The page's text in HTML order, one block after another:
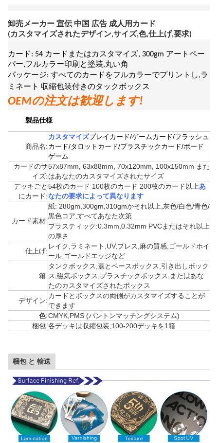
卸売メーカー 宣伝 中国 広告 成人用カード
(カスタマイズされたデザイン,サイズ,色,仕上げ,要求)
カード: 54 カードまたはカスタマイズ, 300gm アートペー
パー,フルカラー印刷と塗装,丸い角
パッケージ: すべてのカードをフルカラーでプリントし,ラ
ミネート 収縮包装付きのタックボックス
OEMの注文は歓迎します!
製品仕様
商品名:
カスタマイズプレイカード/ゲームカード/フラッシュ
カード/タロットカード/プラスチックカード/ボード
ゲーム
カードのサ
イズ:
57x87mm, 63x88mm, 70x120mm, 100x150mm また
はあなたのカスタマイズされたサイズ
デッキごと
にカード:
54枚のカード 100枚のカード 200枚のカード以上あ
なたの要求によって異なります
カード素材:
紙: 280gm,300gm,310gmかそれ以上,灰色/白色/青色/
黒色コア,すべてあなた次第
プラスティック:0.3mm,0.32mm PVCまたはそれ以上
の厚さ
仕上げ:
レイク,ラミネート,UV,プレス,麻の質感,ゴールドホイ
ール,ゴールドエッジなど
箱:
タンクボックス,蓋とベースボックス,引き出しボック
ス,磁気ボックス,プラスチックボックス,またはあな
たのカスタマイズされたボックス
デザイン:
カードとボックスの両側がカスタマイズすることが
できます
色:CMYK,PMS (パントンマッチングシステム)
梱包:各デッキは収縮包装,100-200デッキを1箱
梱包 と 輸送